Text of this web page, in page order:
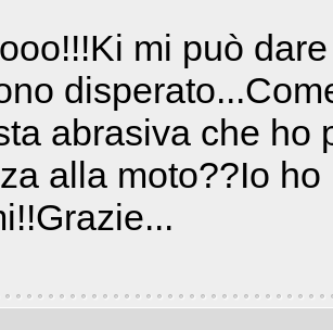
mi può
abrasiva che ho
alla moto??Io